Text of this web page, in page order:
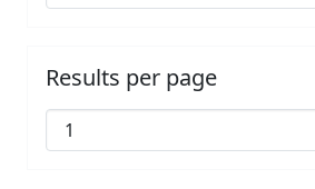
Results per page